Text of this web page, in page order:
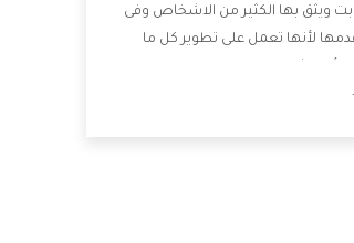
ويثق بها الكثير من الاشخاص وفى
لأنها تعمل على تطوير كل ما
البيع مع المنتجات وتقدم للعملاء